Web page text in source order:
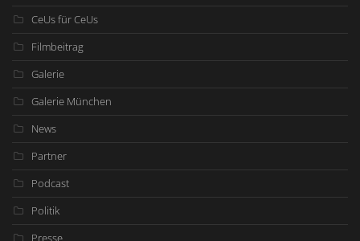
CeUs für CeUs
Filmbeitrag
Galerie
Galerie München
News
Partner
Podcast
Politik
Presse